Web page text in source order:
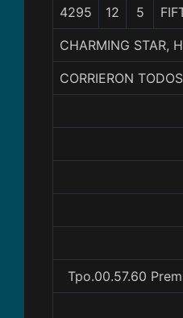
4295 12 5
CHARMING STAR,
CORRIERON
Tpo.00.57.60